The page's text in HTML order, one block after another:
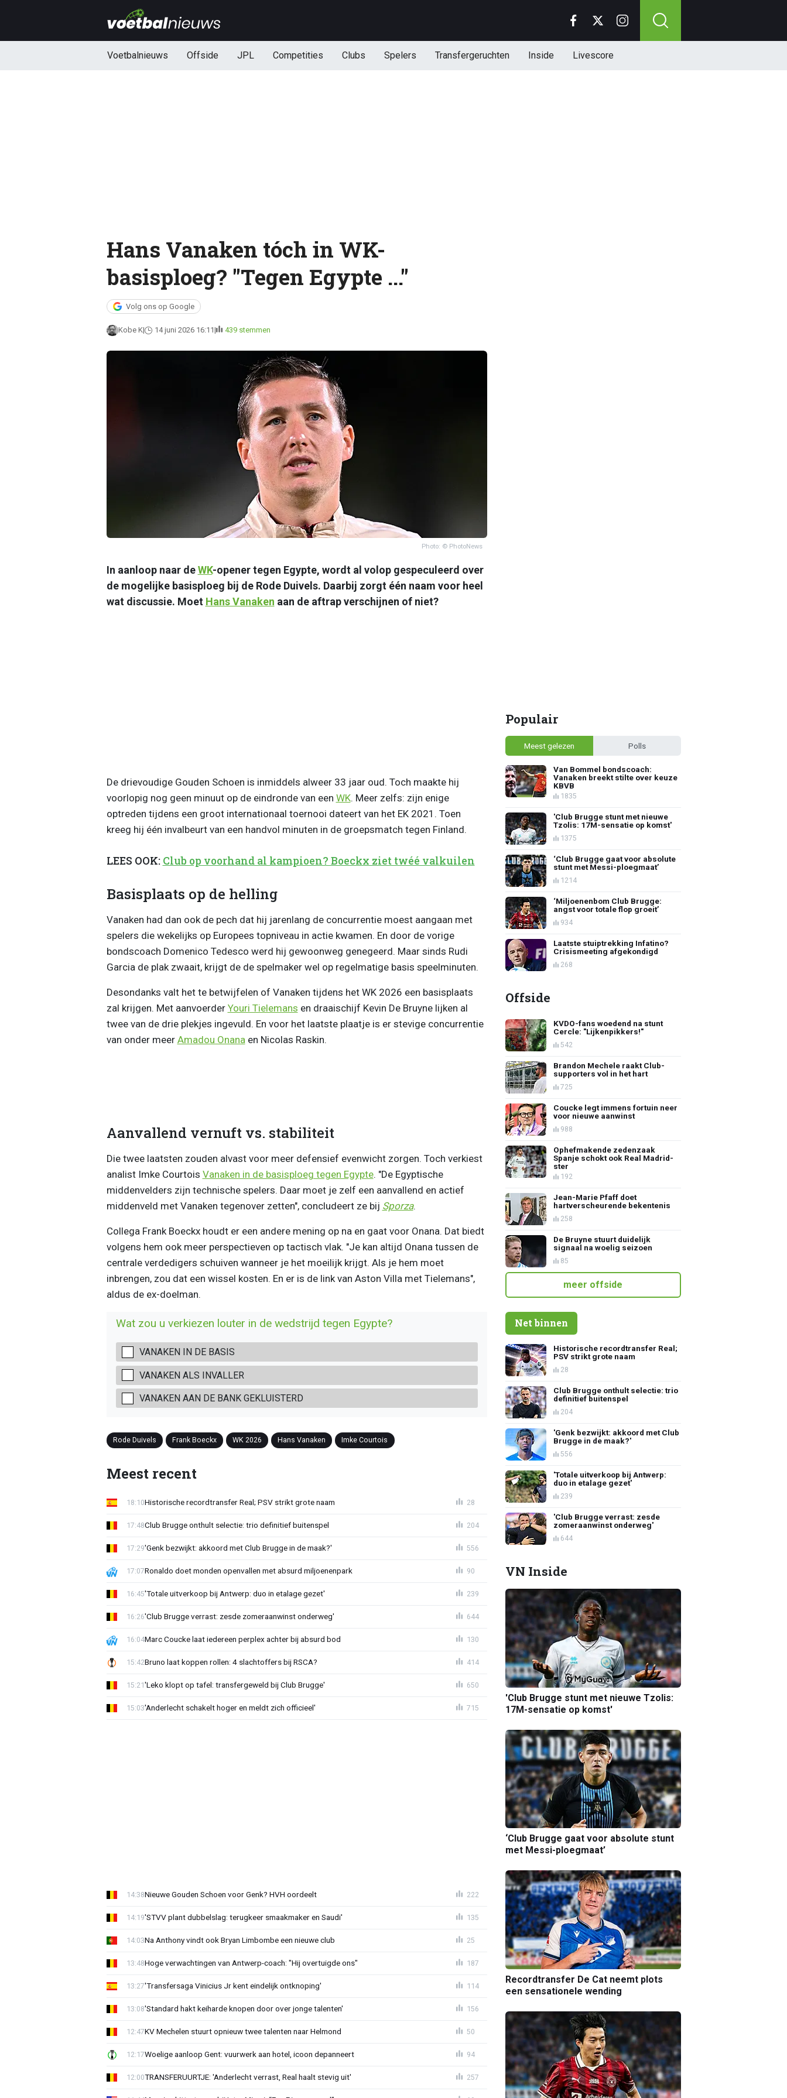
Voetbalnieuws Offside JPL Competities Clubs Spelers Transfergeruchten Inside Livescore
Hans Vanaken tóch in WK-
basisploeg? "Tegen Egypte ..."
Volg ons op Google
Kobe K 14 juni 2026 16:11 439 stemmen
Photo: © PhotoNews
In aanloop naar deWK-opener tegen Egypte, wordt al volop gespeculeerd over
de mogelijke basisploeg bij de Rode Duivels. Daarbij zorgt één naam voor heel
wat discussie. Moet Hans Vanaken aan de aftrap verschijnen of niet?
De drievoudige Gouden Schoen is inmiddels alweer 33 jaar oud. Toch maakte hij
voorlopig nog geen minuut op de eindronde van een WK. Meer zelfs: zijn enige
optreden tijdens een groot internationaal toernooi dateert van het EK 2021. Toen
kreeg hij één invalbeurt van een handvol minuten in de groepsmatch tegen Finland.
LEES OOK: Club op voorhand al kampioen? Boeckx ziet twéé valkuilen
Basisplaats op de helling
Vanaken had dan ook de pech dat hij jarenlang de concurrentie moest aangaan met
spelers die wekelijks op Europees topniveau in actie kwamen. En door de vorige
bondscoach Domenico Tedesco werd hij gewoonweg genegeerd. Maar sinds Rudi
Garcia de plak zwaait, krijgt de de spelmaker wel op regelmatige basis speelminuten.
Desondanks valt het te betwijfelen of Vanaken tijdens het WK 2026 een basisplaats
zal krijgen. Met aanvoerder Youri Tielemans en draaischijf Kevin De Bruyne lijken al
twee van de drie plekjes ingevuld. En voor het laatste plaatje is er stevige concurrentie
van onder meer Amadou Onana en Nicolas Raskin.
Aanvallend vernuft vs. stabiliteit
Die twee laatsten zouden alvast voor meer defensief evenwicht zorgen. Toch verkiest
analist Imke Courtois Vanaken in de basisploeg tegen Egypte. "De Egyptische
middenvelders zijn technische spelers. Daar moet je zelf een aanvallend en actief
middenveld met Vanaken tegenover zetten", concludeert ze bij Sporza.
Collega Frank Boeckx houdt er een andere mening op na en gaat voor Onana. Dat biedt
volgens hem ook meer perspectieven op tactisch vlak. "Je kan altijd Onana tussen de
centrale verdedigers schuiven wanneer je het moeilijk krijgt. Als je hem moet
inbrengen, zou dat een wissel kosten. En er is de link van Aston Villa met Tielemans",
aldus de ex-doelman.
Wat zou u verkiezen louter in de wedstrijd tegen Egypte?
VANAKEN IN DE BASIS
VANAKEN ALS INVALLER
VANAKEN AAN DE BANK GEKLUISTERD
Rode Duivels Frank Boeckx WK 2026 Hans Vanaken Imke Courtois
Meest recent
Historische recordtransfer Real; PSV strikt grote naam
18:10 28
Club Brugge onthult selectie: trio definitief buitenspel
17:48 204
'Genk bezwijkt: akkoord met Club Brugge in de maak?'
17:29 556
Ronaldo doet monden openvallen met absurd miljoenenpark
17:07 90
'Totale uitverkoop bij Antwerp: duo in etalage gezet'
16:45 239
'Club Brugge verrast: zesde zomeraanwinst onderweg'
16:26 644
Marc Coucke laat iedereen perplex achter bij absurd bod
16:04 130
Bruno laat koppen rollen: 4 slachtoffers bij RSCA?
15:42 414
'Leko klopt op tafel: transfergeweld bij Club Brugge'
15:21 650
'Anderlecht schakelt hoger en meldt zich officieel'
15:03 715
Nieuwe Gouden Schoen voor Genk? HVH oordeelt
14:38 222
'STVV plant dubbelslag: terugkeer smaakmaker en Saudi'
14:19 135
Na Anthony vindt ook Bryan Limbombe een nieuwe club
14:03 25
Hoge verwachtingen van Antwerp-coach: "Hij overtuigde ons"
13:48 187
'Transfersaga Vinicius Jr kent eindelijk ontknoping'
13:27 114
'Standard hakt keiharde knopen door over jonge talenten'
13:08 156
KV Mechelen stuurt opnieuw twee talenten naar Helmond
12:47 50
Woelige aanloop Gent: vuurwerk aan hotel, icoon depanneert
12:17 94
TRANSFERUURTJE: 'Anderlecht verrast, Real haalt stevig uit'
12:00 257
Populair
Meest gelezen Polls
Van Bommel bondscoach:
Vanaken breekt stilte over keuze
KBVB
1835
'Club Brugge stunt met nieuwe
Tzolis: 17M-sensatie op komst'
1375
‘Club Brugge gaat voor absolute
stunt met Messi-ploegmaat’
1214
‘Miljoenenbom Club Brugge:
angst voor totale flop groeit’
934
Laatste stuiptrekking Infatino?
Crisismeeting afgekondigd
268
Offside
KVDO-fans woedend na stunt
Cercle: "Lijkenpikkers!"
542
Brandon Mechele raakt Club-
supporters vol in het hart
725
Coucke legt immens fortuin neer
voor nieuwe aanwinst
988
Ophefmakende zedenzaak
Spanje schokt ook Real Madrid-
ster
192
Jean-Marie Pfaff doet
hartverscheurende bekentenis
258
De Bruyne stuurt duidelijk
signaal na woelig seizoen
85
meer offside
Net binnen
Historische recordtransfer Real;
PSV strikt grote naam
28
Club Brugge onthult selectie: trio
definitief buitenspel
204
'Genk bezwijkt: akkoord met Club
Brugge in de maak?'
556
'Totale uitverkoop bij Antwerp:
duo in etalage gezet'
239
'Club Brugge verrast: zesde
zomeraanwinst onderweg'
644
VN Inside
'Club Brugge stunt met nieuwe Tzolis:
17M-sensatie op komst'
‘Club Brugge gaat voor absolute stunt
met Messi-ploegmaat’
Recordtransfer De Cat neemt plots
een sensationele wending